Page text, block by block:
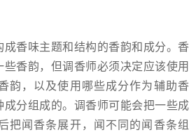
香味主题和结构的香韵和成分。香
些香韵，但调香师必须决定应该使用
韵，以及使用哪些成分作为辅助香
成分组成的。调香师可能会把一些成
把闻香条展开，闻不同的闻香条组